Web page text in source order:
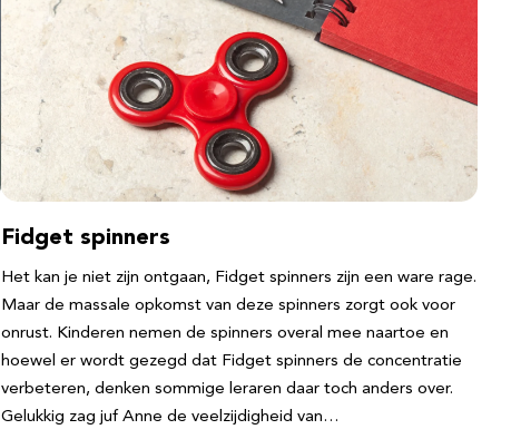
Fidget spinners
Het kan je niet zijn ontgaan, Fidget spinners zijn een ware rage.
Maar de massale opkomst van deze spinners zorgt ook voor
onrust. Kinderen nemen de spinners overal mee naartoe en
hoewel er wordt gezegd dat Fidget spinners de concentratie
verbeteren, denken sommige leraren daar toch anders over.
Gelukkig zag juf Anne de veelzijdigheid van…